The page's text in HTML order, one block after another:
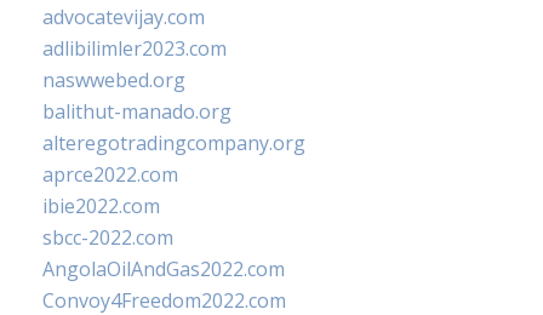
advocatevijay.com
adlibilimler2023.com
naswwebed.org
balithut-manado.org
alteregotradingcompany.org
aprce2022.com
ibie2022.com
sbcc-2022.com
AngolaOilAndGas2022.com
Convoy4Freedom2022.com